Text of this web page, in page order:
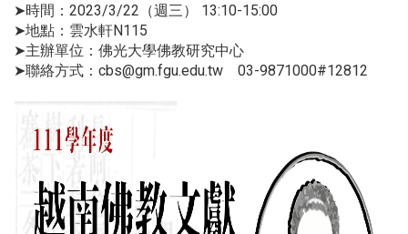
➤時間：2023/3/22（週三） 13:10-15:00
➤地點：雲水軒N115
➤主辦單位：佛光大學佛教研究中心
➤聯絡方式：cbs@gm.fgu.edu.tw 03-9871000#12812